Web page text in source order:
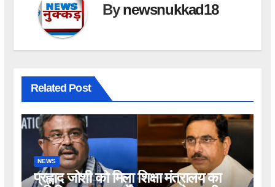
Bynewsnukkad18
Related Post
NEWS
प्रह्लाद जोशी को मिला शिक्षा मंत्रालय का